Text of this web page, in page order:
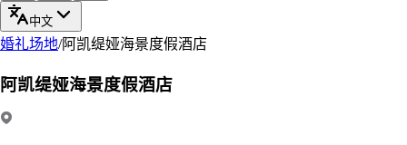
中文
婚礼场地/阿凯缇娅海景度假酒店
阿凯缇娅海景度假酒店